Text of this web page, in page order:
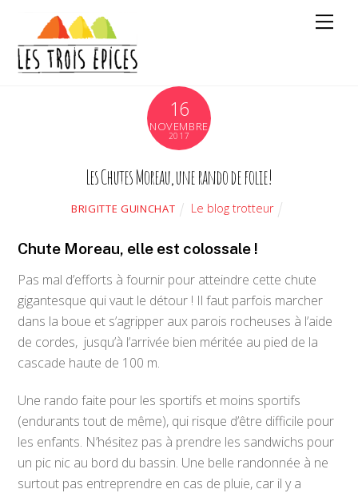
16
NOVEMBRE
2017
Les Chutes Moreau, une rando de folie!
BRIGITTE GUINCHAT Le blog trotteur
Chute Moreau, elle est colossale !
Pas mal d’efforts à fournir pour atteindre cette chute
gigantesque qui vaut le détour ! Il faut parfois marcher
dans la boue et s’agripper aux parois rocheuses à l’aide
de cordes, jusqu’à l’arrivée bien méritée au pied de la
cascade haute de 100 m.
Une rando faite pour les sportifs et moins sportifs
(endurants tout de même), qui risque d’être difficile pour
les enfants. N’hésitez pas à prendre les sandwichs pour
un pic nic au bord du bassin. Une belle randonnée à ne
surtout pas entreprendre en cas de pluie, car il y a